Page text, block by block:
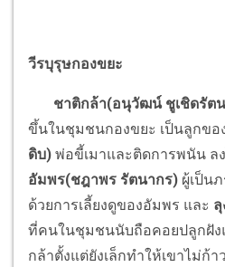
วีรบุรุษกองขยะ
ชาติกล้า(อนุวัฒน์ ชูเชิดรัต
ขึ้นในชุมชนกองขยะ เป็นลูกขอ
ดิบ) พ่อขี้เมาและติดการพนัน ล
อัมพร(ชฎาพร รัตนากร) ผู้เป็น
ด้วยการเลี้ยงดูของอัมพร และ
ที่คนในชุมชนนับถือคอยปลูกฝัง
กล้าตั้งแต่ยังเล็กทำให้เขาไม่ก้